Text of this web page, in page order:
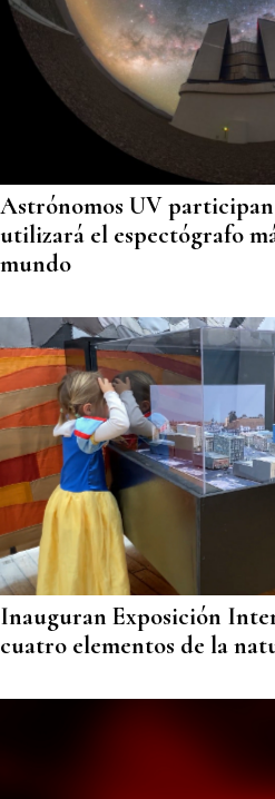
Astrónomos UV
utilizará el espectógrafo
mundo
Inauguran Exposición
cuatro elementos de la